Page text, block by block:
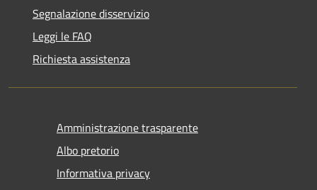
Segnalazione disservizio
Leggi le FAQ
Richiesta assistenza
Amministrazione trasparente
Albo pretorio
Informativa privacy